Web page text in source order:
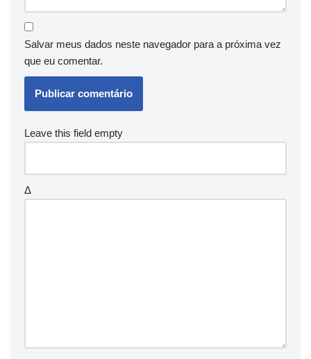
Salvar meus dados neste navegador para a próxima vez
que eu comentar.
Leave this field empty
Δ